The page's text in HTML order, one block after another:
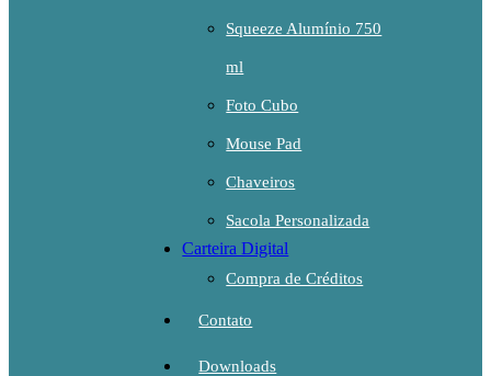
Squeeze Alumínio 750
ml
Foto Cubo
Mouse Pad
Chaveiros
Sacola Personalizada
Carteira Digital
Compra de Créditos
Contato
Downloads